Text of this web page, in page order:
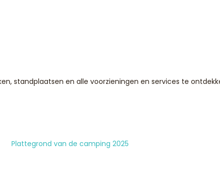
standplaatsen en alle voorzieningen en services te
Plattegrond van de camping 2025